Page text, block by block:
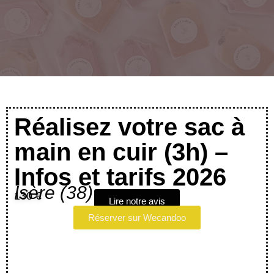
Réalisez votre sac à
main en cuir (3h) –
Infos et tarifs 2026
Isère (38)
130 €
Lire notre avis
Réserver sur Wecandoo